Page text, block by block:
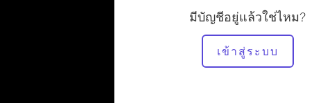
มีบัญชีอยู่แล้วใช่ไหม?
เข้าสู่ระบบ
มั่นคง
อุปกรณ์ที่ต้องใช้